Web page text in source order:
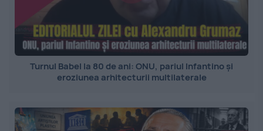
Turnul Babel la 80 de ani: ONU, pariul Infantino și
eroziunea arhitecturii multilaterale